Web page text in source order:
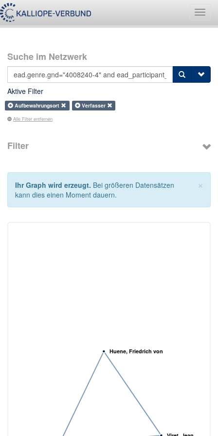
Suche im Netzwerk
Aktive Filter
Aufbewahrungsort Verfasser
Alle Filter entfernen
Filter
×
Ihr Graph wird erzeugt. Bei größeren Datensätzen
kann dies einen Moment dauern.
Huene, Friedrich von